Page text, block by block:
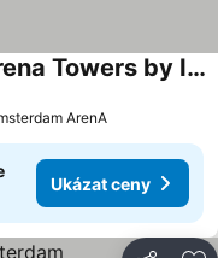
Holiday Inn Amsterdam - Arena Towers by IHG
ArenA
Ukázat ceny